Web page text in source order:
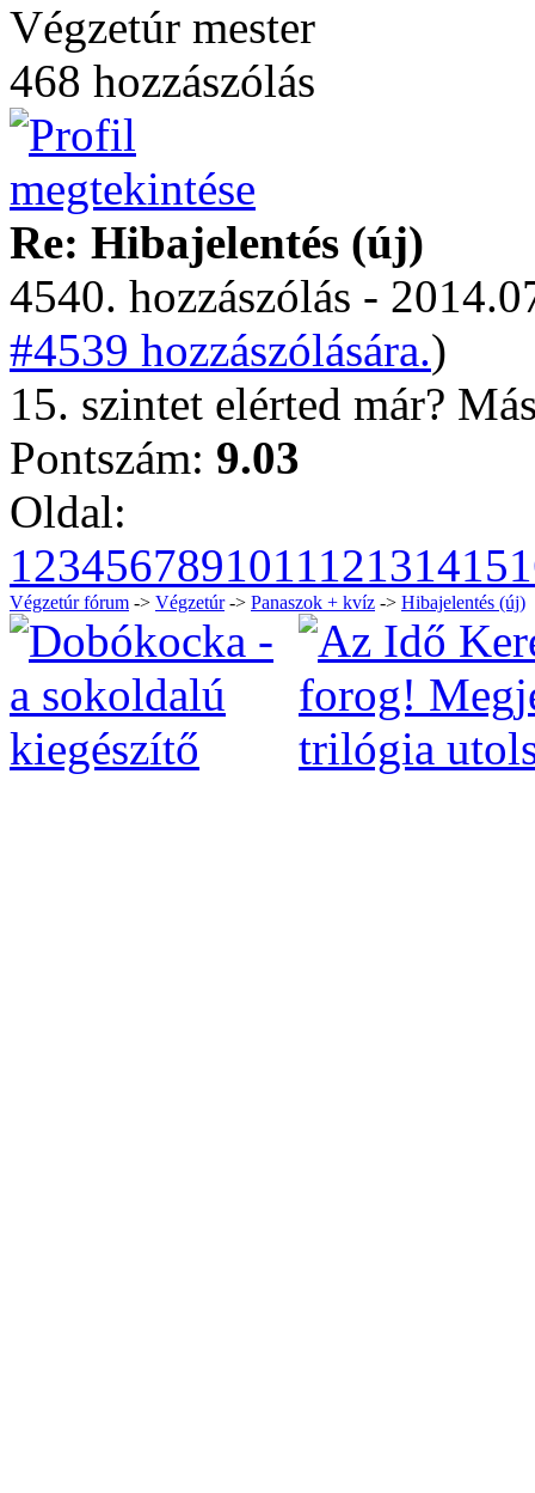
Végzetúr mester
468 hozzászólás
Re: Hibajelentés (új)
4540. hozzászólás -
#4539 hozzászólására.)
15. szintet elérted már?
Pontszám: 9.03
Oldal:
123456789101112131415
Végzetúr fórum -> Végzetúr-> Panaszok + kvíz -> Hibajelentés (új)